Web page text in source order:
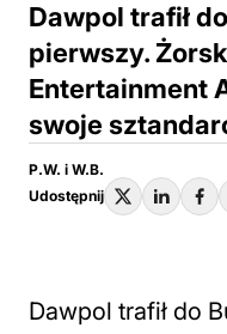
Dawpol trafił
pierwszy.
Entertainment
swoje
P.W. i W.B.
Udostępnij
Dawpol trafił do